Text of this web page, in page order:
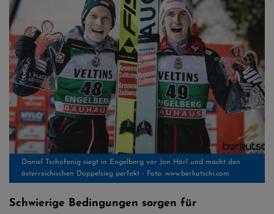
Daniel Tschofenig siegt in Engelberg vor Jan Hörl und macht den
österreichischen Doppelsieg perfekt - Foto: www.berkutschi.com
Schwierige Bedingungen sorgen für